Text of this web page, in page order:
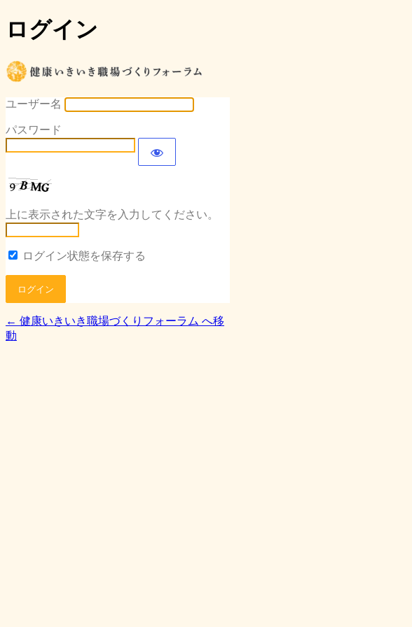
ログイン
ユーザー名
パスワード
上に表示された文字を入力してください。
ログイン状態を保存する
← 健康いきいき職場づくりフォーラム へ移
動